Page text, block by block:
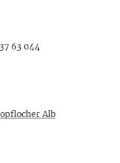
63 044
Alb